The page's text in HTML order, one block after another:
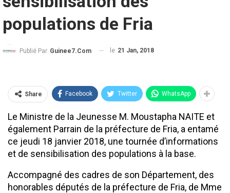
populations de Fria
Publié Par Guinee7.com le 21 Jan, 2018
Share Facebook Twitter WhatsApp
Le Ministre de la Jeunesse M. Moustapha NAITE et
également Parrain de la préfecture de Fria, a entamé
ce jeudi 18 janvier 2018, une tournée d’informations
et de sensibilisation des populations à la base.
Accompagné des cadres de son Département, des
honorables députés de la préfecture de Fria, de Mme